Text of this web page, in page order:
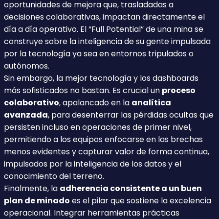
oportunidades de mejora que, trasladadas a
decisiones colaborativas, impactan directamente el
día a día operativo. El “Full Potential” de una mina se
construye sobre la inteligencia de su gente impulsada
por la tecnología ya sea en entornos tripulados o
autónomos.
Sin embargo, la mejor tecnología y los dashboards
más sofisticados no bastan. Es crucial un proceso
colaborativo, apalancado en la analítica
avanzada, para desenterrar las pérdidas ocultas que
persisten incluso en operaciones de primer nivel,
permitiendo a los equipos enfocarse en las brechas
menos evidentes y capturar valor de forma continua,
impulsados por la inteligencia de los datos y el
conocimiento del terreno.
Finalmente, la adherencia consistente a un buen
plan de minado es el pilar que sostiene la excelencia
operacional. Integrar herramientas prácticas